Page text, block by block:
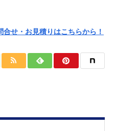
せ・お見積りはこちらから！